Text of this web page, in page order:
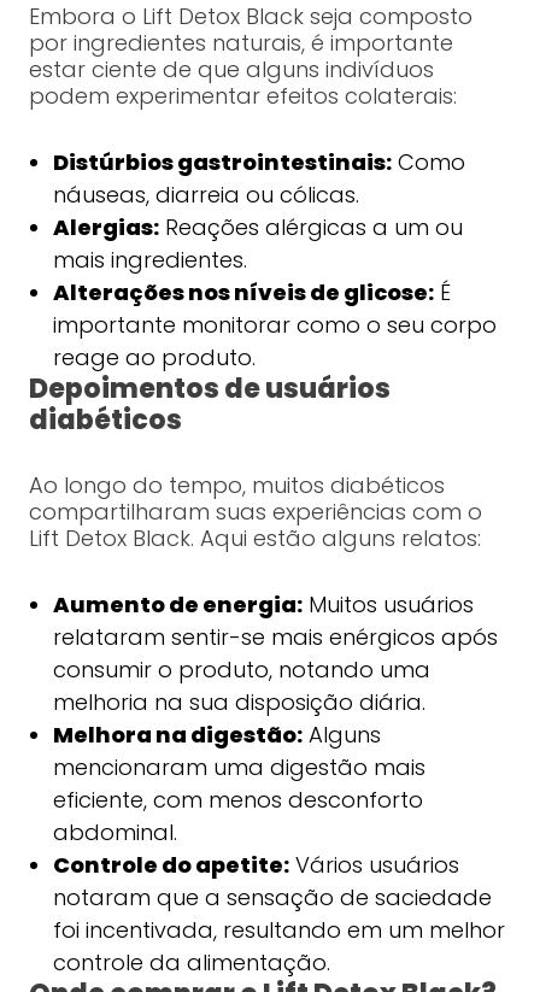
Embora o Lift Detox Black seja composto
por ingredientes naturais, é importante
estar ciente de que alguns indivíduos
podem experimentar efeitos colaterais:
Distúrbios gastrointestinais:Como
náuseas, diarreia ou cólicas.
Alergias:Reações alérgicas a um ou
mais ingredientes.
Alterações nos níveis de glicose:É
importante monitorar como o seu corpo
reage ao produto.
Depoimentos de usuários
diabéticos
Ao longo do tempo, muitos diabéticos
compartilharam suas experiências com o
Lift Detox Black. Aqui estão alguns relatos:
Aumento de energia:Muitos usuários
relataram sentir-se mais enérgicos após
consumir o produto, notando uma
melhoria na sua disposição diária.
Melhora na digestão:Alguns
mencionaram uma digestão mais
eficiente, com menos desconforto
abdominal.
Controle do apetite:Vários usuários
notaram que a sensação de saciedade
foi incentivada, resultando em um melhor
controle da alimentação.